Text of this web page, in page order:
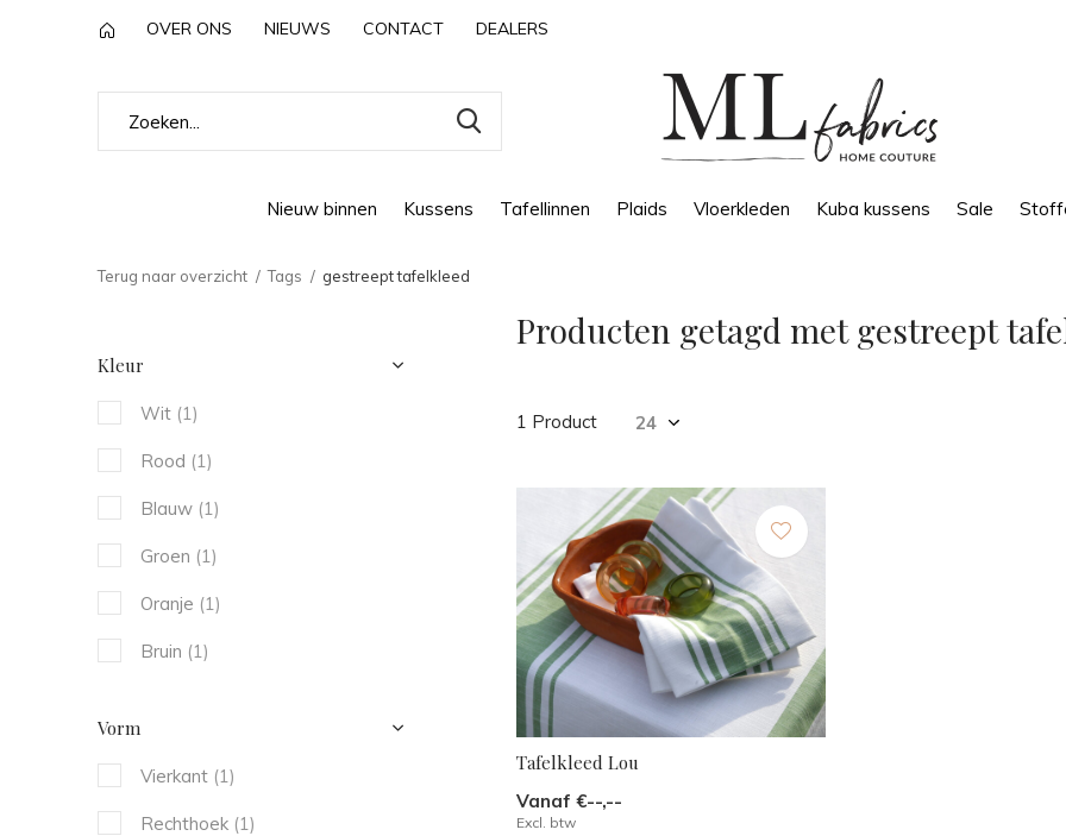
Nieuw binnen Kussens Tafellinnen Plaids Vloerkleden Kuba kussens Sale
OVER ONS NIEUWS CONTACT DEALERS
Terug naar overzicht Tags gestreept tafelkleed
Producten getagd met gestreept
1 Product
Tafelkleed Lou
Vanaf €--,--
Excl. btw
Kleur
Wit (1)
Rood (1)
Blauw (1)
Groen (1)
Oranje (1)
Bruin (1)
Vorm
Vierkant (1)
Rechthoek (1)